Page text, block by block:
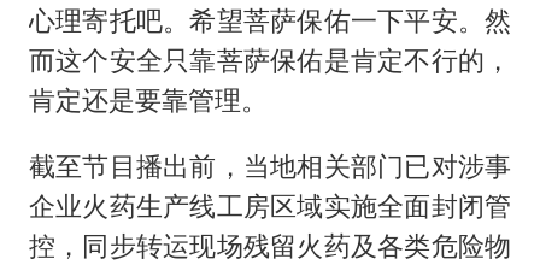
心理寄托吧。希望菩萨保佑一下平安。然
而这个安全只靠菩萨保佑是肯定不行的，
肯定还是要靠管理。
截至节目播出前，当地相关部门已对涉事
企业火药生产线工房区域实施全面封闭管
控，同步转运现场残留火药及各类危险物